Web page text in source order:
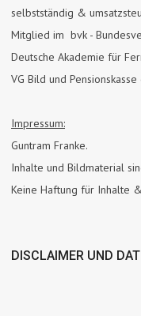
selbstständig &
Mitglied im bvk -
Deutsche Akademie für
VG Bild und
Impressum:
Guntram Franke.
Inhalte und Bildmaterial
Keine Haftung für Inhalte
DISCLAIMER UND